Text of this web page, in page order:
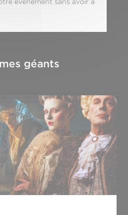
événement sans avoir à
géants